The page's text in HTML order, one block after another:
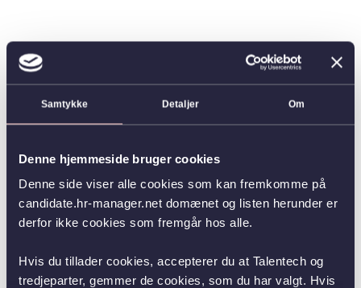
Samtykke Detaljer Om
Denne hjemmeside bruger cookies
Denne side viser alle cookies som kan fremkomme på
candidate.hr-manager.net domænet og listen herunder er
derfor ikke cookies som fremgår hos alle.
Hvis du tillader cookies, accepterer du at Talentech og
tredjeparter, gemmer de cookies, som du har valgt. Hvis